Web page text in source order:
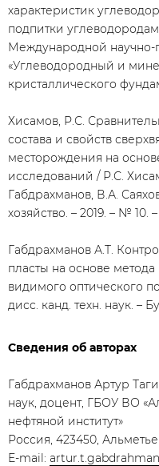
характеристик
подпитки
Международной научно-
«Углеводородный и
кристаллического
Хисамов, Р.С.
состава и свойств
месторождения на
исследований / Р.С.
Габдрахманов, В.А.
хозяйство. – 2019. – № 10.
Габдрахманов А.Т.
пласты на основе
видимого оптического
дисс. канд. техн. наук. –
Сведения об авторах
Габдрахманов Артур
наук, доцент, ГБОУ ВО
нефтяной институт»
Россия, 423450,
E-mail: